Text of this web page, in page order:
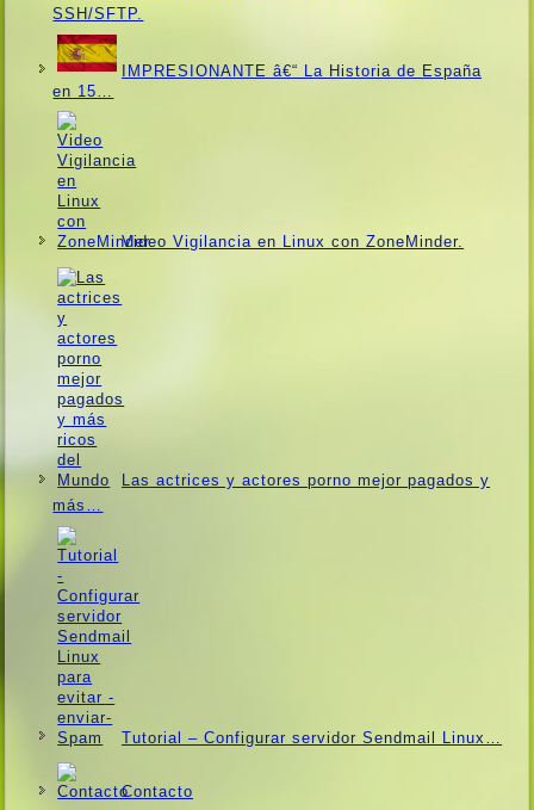
SSH/SFTP.
IMPRESIONANTE â€“ La Historia de España
en 15…
Video Vigilancia en Linux con ZoneMinder.
Las actrices y actores porno mejor pagados y
más…
Tutorial – Configurar servidor Sendmail Linux…
Contacto